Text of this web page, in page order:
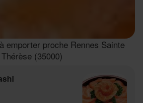
emporter proche Rennes Sainte
Thérèse (35000)